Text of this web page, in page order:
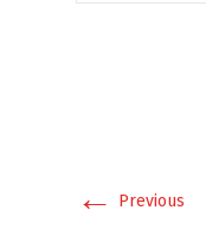
← Previous